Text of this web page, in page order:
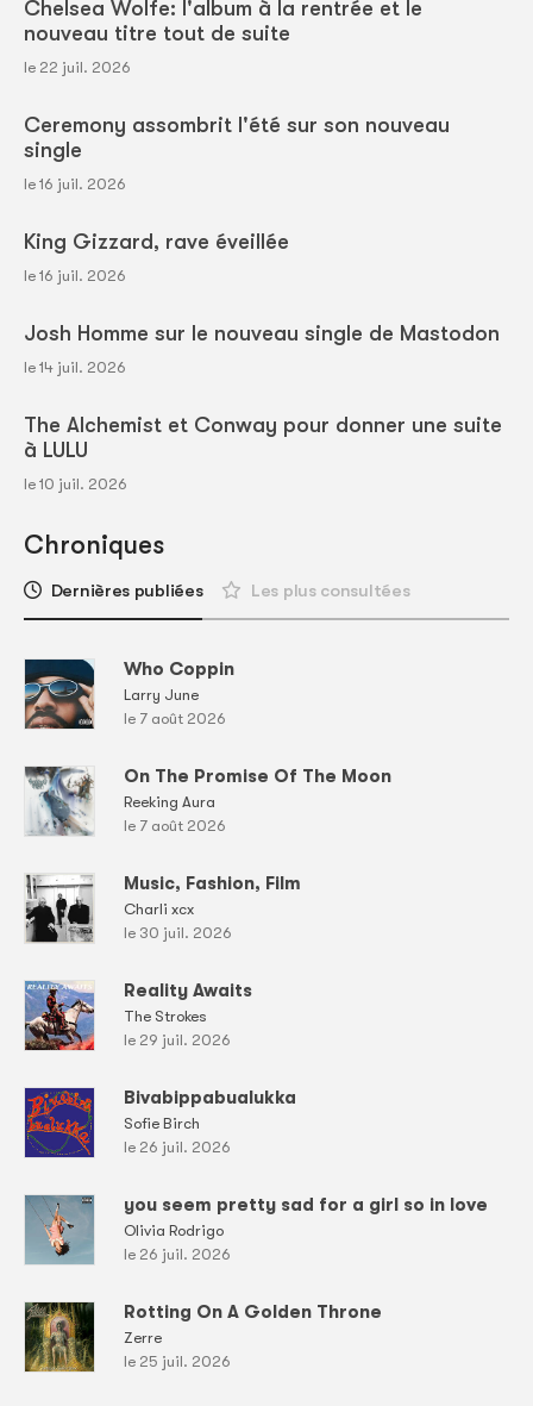
Chelsea Wolfe: l'album à la rentrée et le
nouveau titre tout de suite
le 22 juil. 2026
Ceremony assombrit l'été sur son nouveau
single
le 16 juil. 2026
King Gizzard, rave éveillée
le 16 juil. 2026
Josh Homme sur le nouveau single de Mastodon
le 14 juil. 2026
The Alchemist et Conway pour donner une suite
à LULU
le 10 juil. 2026
Chroniques
Dernières publiées Les plus consultées
Who Coppin
Larry June
le 7 août 2026
On The Promise Of The Moon
Reeking Aura
le 7 août 2026
Music, Fashion, Film
Charli xcx
le 30 juil. 2026
Reality Awaits
The Strokes
le 29 juil. 2026
Bivabippabualukka
Sofie Birch
le 26 juil. 2026
you seem pretty sad for a girl so in love
Olivia Rodrigo
le 26 juil. 2026
Rotting On A Golden Throne
Zerre
le 25 juil. 2026